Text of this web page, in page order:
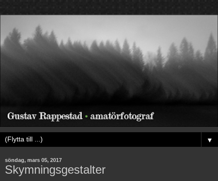
▼
söndag, mars 05, 2017
Skymningsgestalter